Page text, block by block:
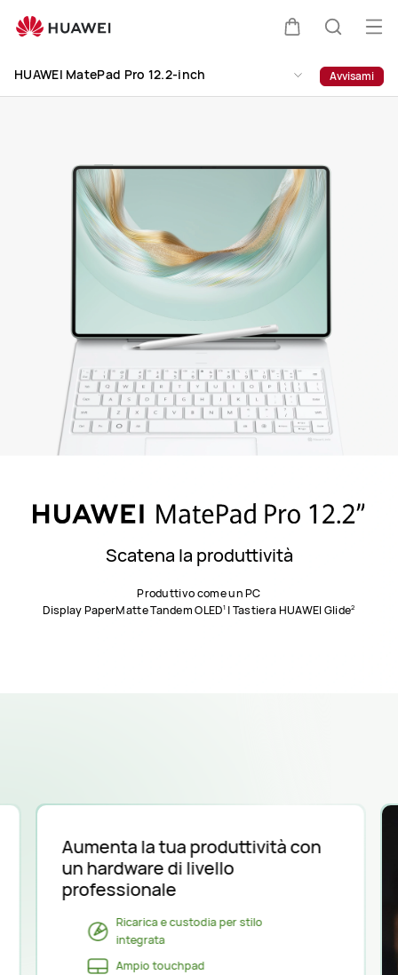
MatePad
12.2-
inch
Apri
il
HUAWEI MatePad Pro 12.2-inch Avvisami
Scatena la produttività
Produttivo come un PC
Display PaperMatte Tandem OLED1| Tastiera HUAWEI Glide2
Aumenta la tua produttività con
un hardware di livello
professionale
Ricarica e custodia per stilo
integrata
Ampio touchpad